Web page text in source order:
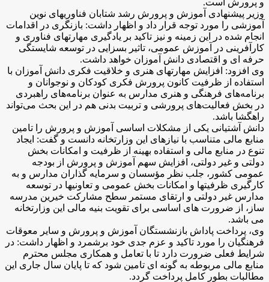
وزیر پیشنهادی آموزش و پرورش رشد شتابان فناوریهای نوین
آموزشی را مورد توجه قرار داد و اظهار داشت: بازنگری در اقدامات
انجام شده در این زمینه و نیز تاکید بر یادگیری مهارتهای فناوری و
کارآفرینی در آموزش عمومی، تاثیر بسزایی در توسعه شایستگی
حرفه ای و اقتصادی دانش آموزان خواهد داشت.
وی افزود: افزایش مهارتهای هنری و خلاقیت فکری دانش آموزان با
استفاده از ظرفیت کانون پرورش فکری کودکان و نوجوانان و
برنامه‌های فرهنگی و هنری مدارس به عنوان برنامه‌های راهبردی
در بخش فعالیت‌های پرورشی و تربیت بدنی هم در این بحث می‌تواند
راهگشا باشد.
دانش آشتیانی یکی از مشکلات اساسی آموزش و پرورش را تامین
منابع مالی متناسب با نیازهای این وزارتخانه دانست و گفت: ایجاد
تنوع در منابع مالی و استفاده بهینه از ظرفیت و امکانات بخش
دولتی و غیر دولتی، افزایش سهم آموزش و پرورش از بودجه
عمومی کشور، جلب نظر مؤسسان و سرمایه گذاران مدارس و به
کارگیری ظرفیتها و امکانات بخش عمومی و تعاونیها در توسعه
مدارس غیر دولتی و ارتقای مستمر سطح مشارکت خیرین مدرسه
ساز، از ضرورت های اساسی برای تقویت بنیه مالی این وزارتخانه
می باشد.
وی، پرداخت پاداش بازنشستگان آموزش و پرورش و سایر معوقات
فرهنگیان را مورد تاکید و عزم جدی خود برشمرد و اظهار داشت: در
شرایط فعلی ضرورت دارد تا با تعامل و همکاری مجلس محترم
منابع مالی مربوطه به گونه ای تامین شود که تا پایان سال جاری این
مطالبات بطور کامل پرداخت گردد.